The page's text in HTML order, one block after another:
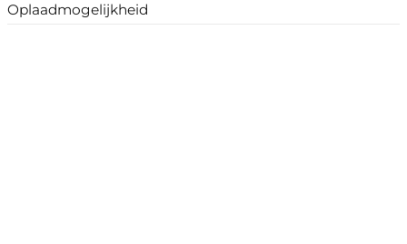
Oplaadmogelijkheid